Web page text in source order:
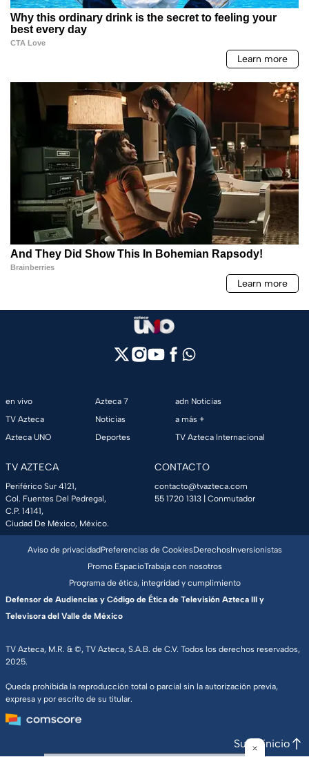
en vivo
TV Azteca
Azteca UNO
Azteca 7
Noticias
Deportes
adn Noticias
a más +
TV Azteca Internacional
TV AZTECA
Periférico Sur 4121,
Col. Fuentes Del Pedregal,
C.P. 14141,
Ciudad De México, México.
CONTACTO
contacto@tvazteca.com
55 1720 1313 | Conmutador
TV Azteca, M.R. & ©, TV Azteca, S.A.B. de C.V. Todos los derechos reservados,
2025.
Queda prohibida la reproducción total o parcial sin la autorización previa,
expresa y por escrito de su titular.
Aviso de privacidadPreferencias de CookiesDerechosInversionistas
Promo EspacioTrabaja con nosotros
Programa de ética, integridad y cumplimiento
Defensor de Audiencias y Código de Ética de Televisión Azteca III y
Televisora del Valle de México
Subir inicio